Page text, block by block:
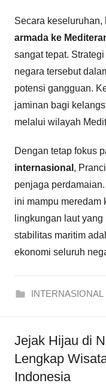
Secara keseluruhan,
armada ke
sangat tepat.
negara tersebut
potensi gangguan.
jaminan bagi
melalui wilayah
Dengan tetap fokus
internasional ,
penjaga
ini mampu meredam
lingkungan laut
stabilitas maritim
ekonomi seluruh
INTERNASIONAL
Jejak Hijau di
Lengkap
Indonesia